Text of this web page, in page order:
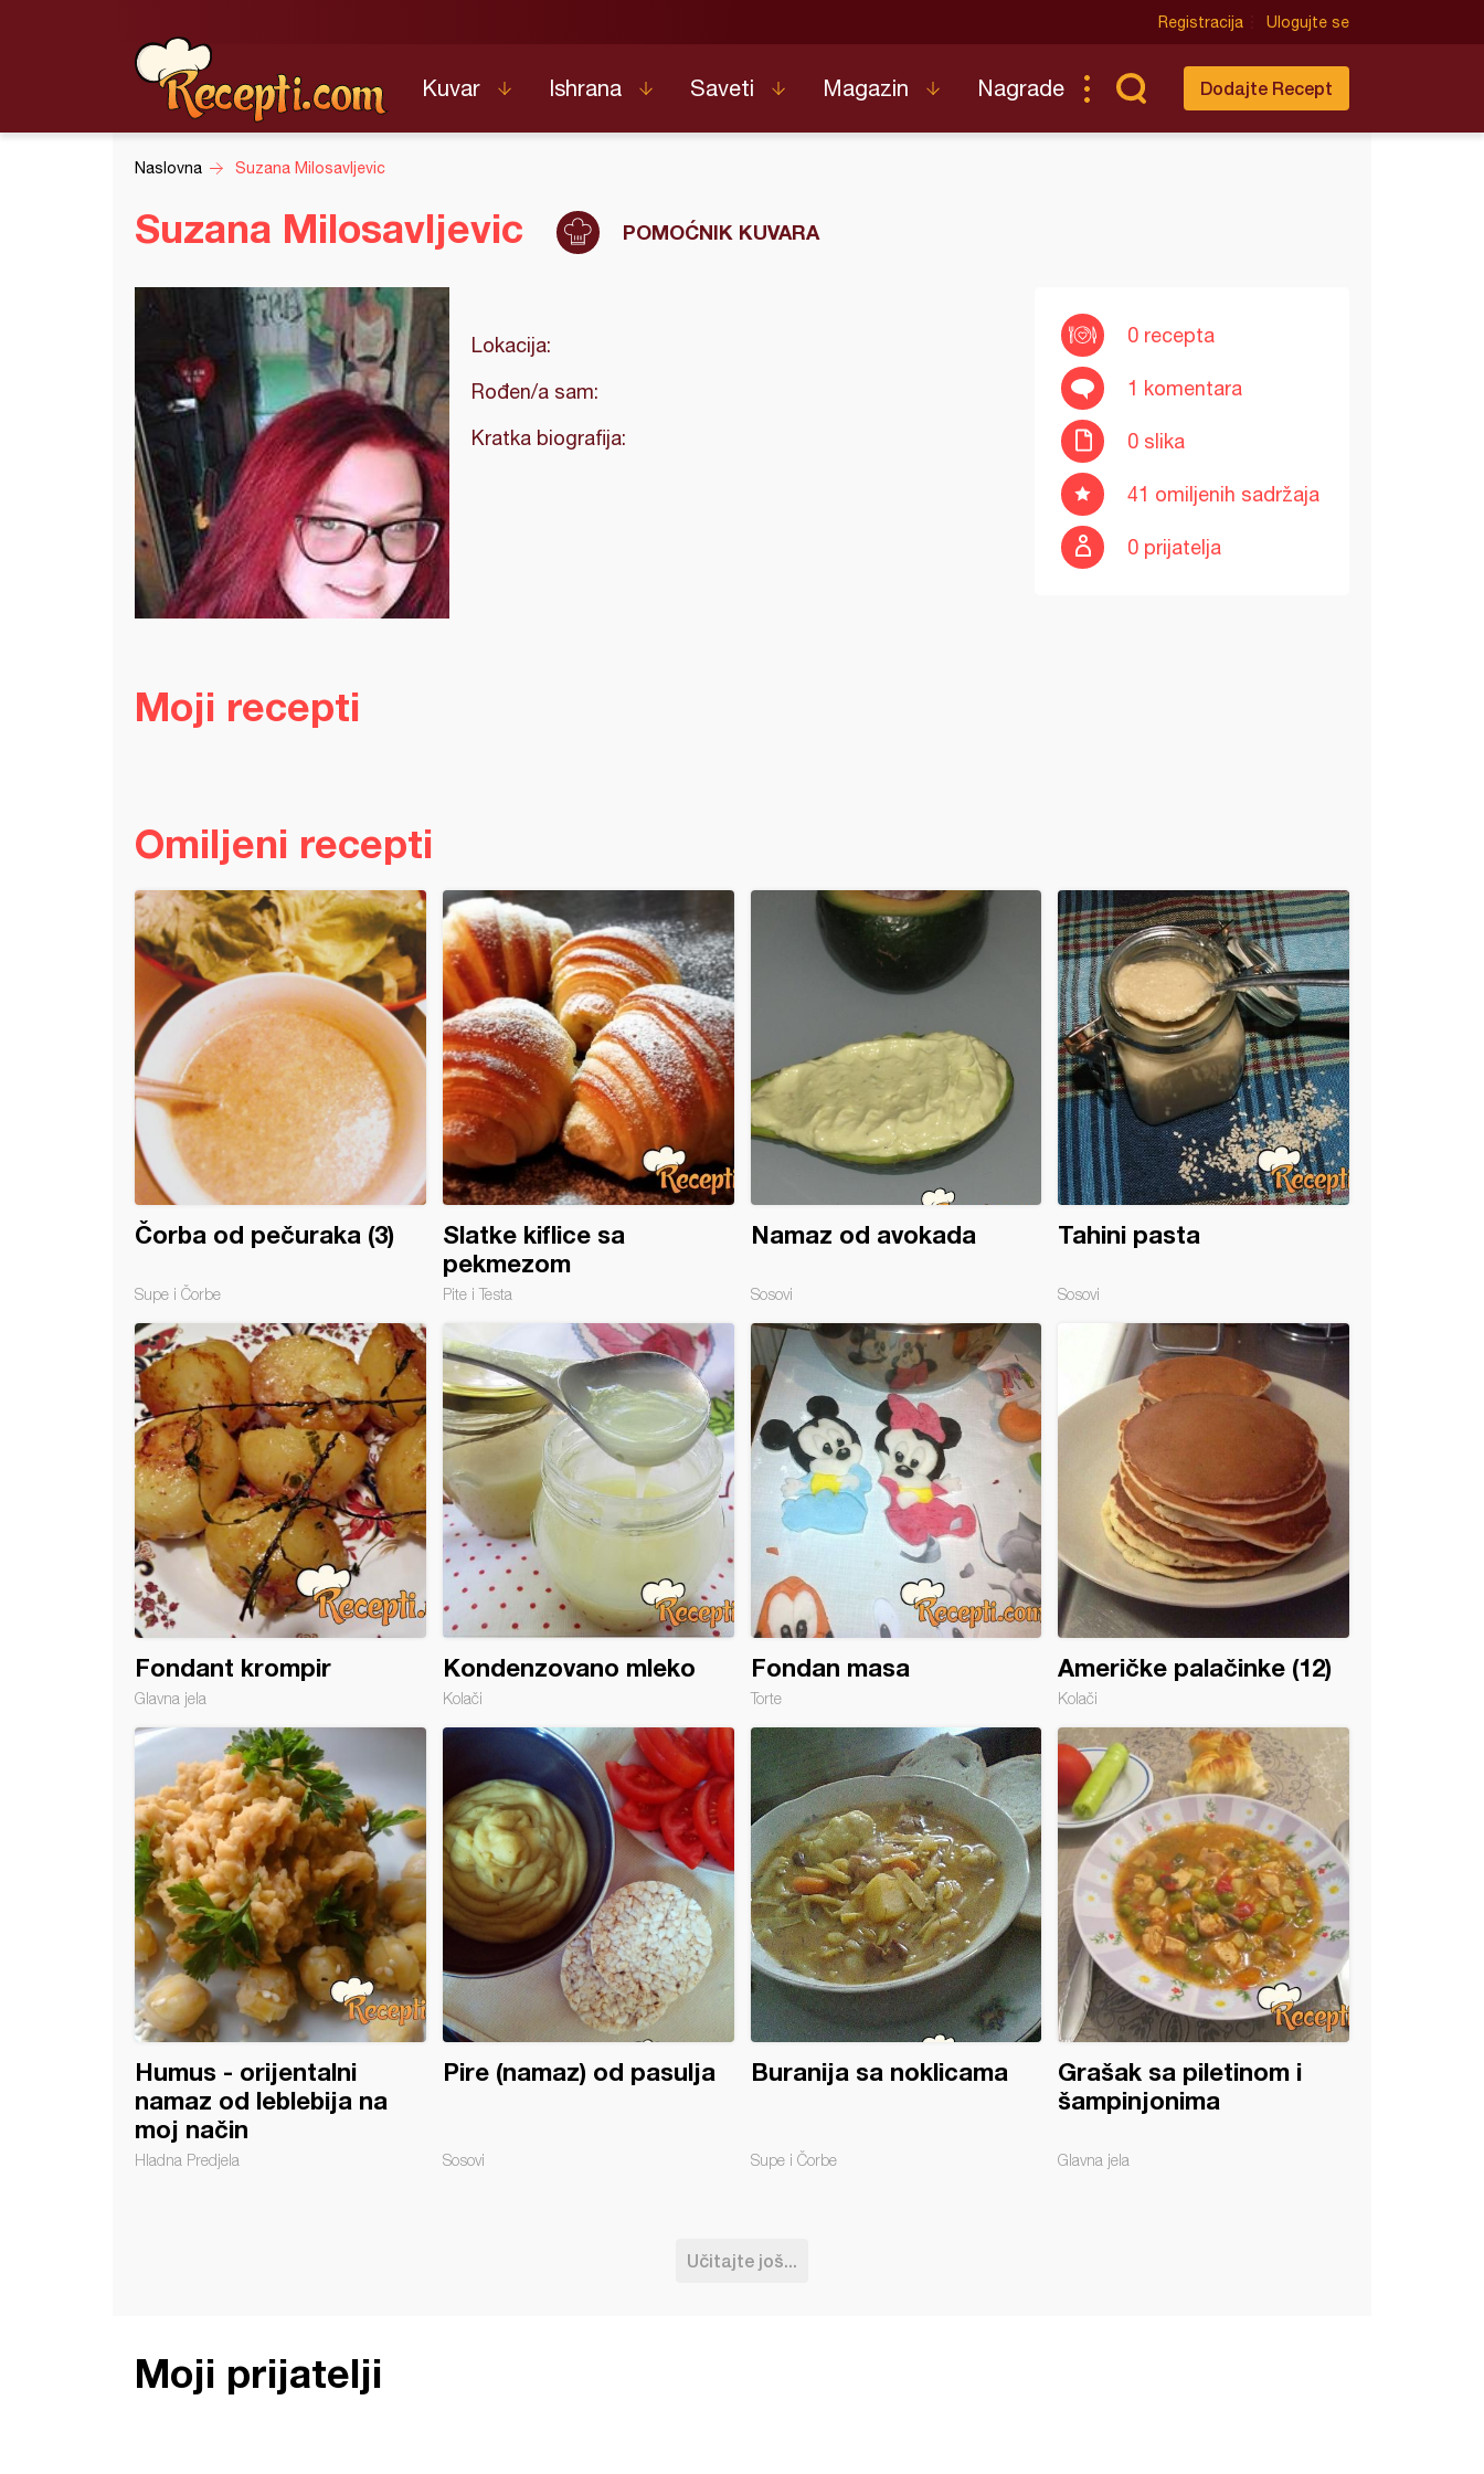
Registracija Ulogujte se
Kuvar Ishrana Saveti Magazin Nagrade Dodajte Recept
Naslovna Suzana Milosavljevic
Suzana Milosavljevic POMOĆNIK KUVARA
Lokacija:
Rođen/a sam:
Kratka biografija:
0 recepta
1 komentara
0 slika
41 omiljenih sadržaja
0 prijatelja
Moji recepti
Omiljeni recepti
Čorba od pečuraka (3)
Supe i Čorbe
Slatke kiflice sa
pekmezom
Pite i Testa
Namaz od avokada
Sosovi
Tahini pasta
Sosovi
Fondant krompir
Glavna jela
Kondenzovano mleko
Kolači
Fondan masa
Torte
Američke palačinke (12)
Kolači
palačinke (12)
Humus - orijentalni
namaz od leblebija na
moj način
Hladna Predjela
Pire (namaz) od pasulja
Sosovi
Buranija sa noklicama
Supe i Čorbe
Grašak sa piletinom i
šampinjonima
Glavna jela
sa piletinom i šampinjonima
Učitajte još...
Moji prijatelji